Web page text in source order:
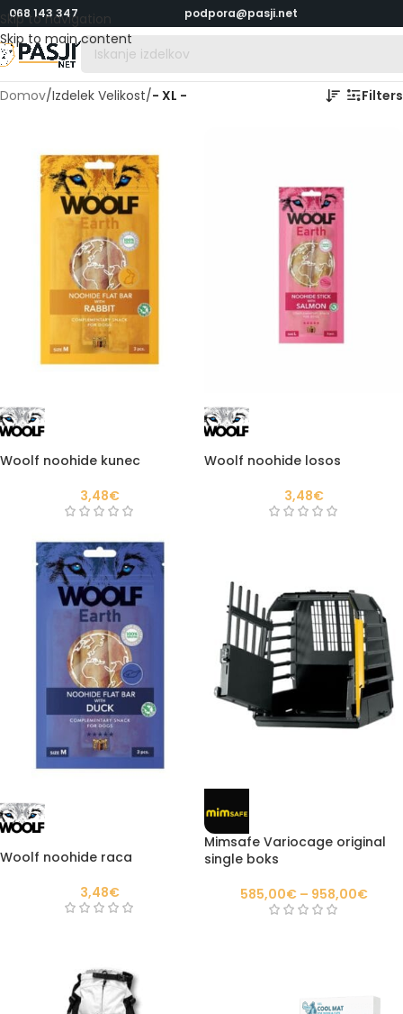
Skip to navigation
Skip to main content
068 143 347 podpora@pasji.net
Domov/Izdelek Velikost/- XL - Filters
Woolf noohide kunec
3,48€
Woolf noohide losos
3,48€
Woolf noohide raca
3,48€
Mimsafe Variocage original
single boks
585,00€ – 958,00€